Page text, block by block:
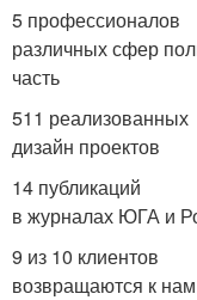
5 профессионалов
различных сфер
часть
511 реализованных
дизайн проектов
14 публикаций
в журналах ЮГА и
9 из 10 клиентов
возвращаются к